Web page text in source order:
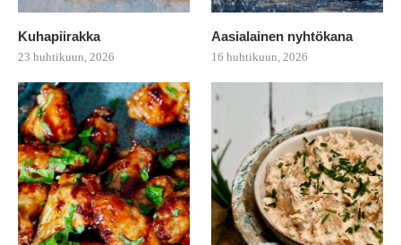
Kuhapiirakka
23 huhtikuun, 2026
Aasialainen nyhtökana
16 huhtikuun, 2026